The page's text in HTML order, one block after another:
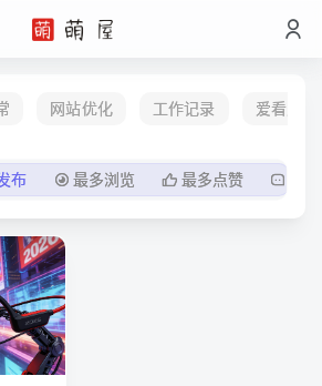
网站优化 工作记录
爱看爱玩
布 最多浏览 最多点赞